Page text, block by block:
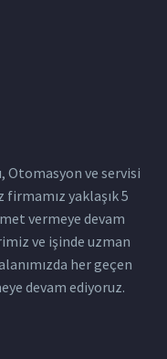
Otomasyon ve servisi
yaklaşık 5
vermeye devam
ve işinde uzman
her geçen
devam ediyoruz.